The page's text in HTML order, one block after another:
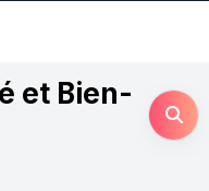
et Bien-